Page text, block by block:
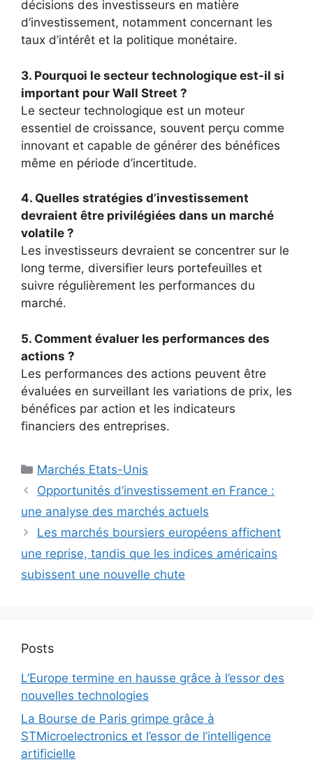
décisions des investisseurs en matière
d’investissement, notamment concernant les
taux d’intérêt et la politique monétaire.
3. Pourquoi le secteur technologique est-il si
important pour Wall Street ?
Le secteur technologique est un moteur
essentiel de croissance, souvent perçu comme
innovant et capable de générer des bénéfices
même en période d’incertitude.
4. Quelles stratégies d’investissement
devraient être privilégiées dans un marché
volatile ?
Les investisseurs devraient se concentrer sur le
long terme, diversifier leurs portefeuilles et
suivre régulièrement les performances du
marché.
5. Comment évaluer les performances des
actions ?
Les performances des actions peuvent être
évaluées en surveillant les variations de prix, les
bénéfices par action et les indicateurs
financiers des entreprises.
Catégories
Marchés Etats-Unis
Opportunités d’investissement en France :
une analyse des marchés actuels
Les marchés boursiers européens affichent
une reprise, tandis que les indices américains
subissent une nouvelle chute
Posts
L’Europe termine en hausse grâce à l’essor des
nouvelles technologies
La Bourse de Paris grimpe grâce à
STMicroelectronics et l’essor de l’intelligence
artificielle